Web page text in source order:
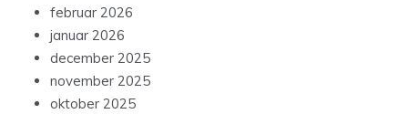
februar 2026
januar 2026
december 2025
november 2025
oktober 2025